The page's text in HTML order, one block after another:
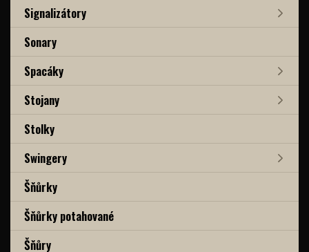
Signalizátory
Sonary
Spacáky
Stojany
Stolky
Swingery
Šňůrky
Šňůrky potahované
Šňůry